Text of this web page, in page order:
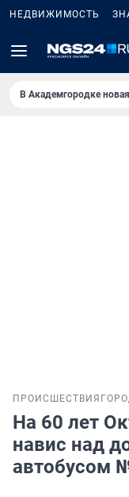
НЕДВИЖИМОСТЬ
В Академгородке
ПРОИСШЕСТВИЯ
На 60 лет
навис над
автобусом